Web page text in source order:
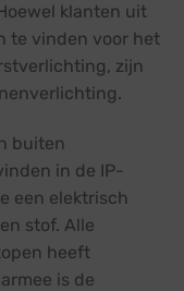
klanten uit
te vinden voor het
zijn
buiten
in de IP-
een elektrisch
stof. Alle
heeft
is de